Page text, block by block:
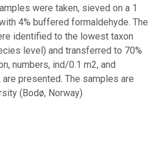
were taken, sieved on a 1
4% buffered formaldehyde. The
identified to the lowest taxon
level) and transferred to 70%
numbers, ind/0.1 m2, and
presented. The samples are
(Bodø, Norway)